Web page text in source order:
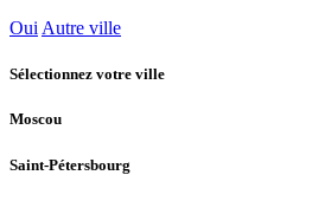
Oui Autre ville
Sélectionnez votre ville
Moscou
Saint-Pétersbourg